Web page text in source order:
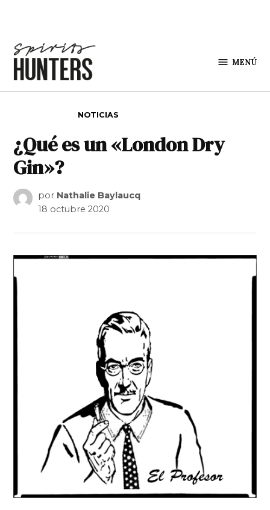
MENÚ
NOTICIAS
¿Qué es un «London Dry
Gin»?
por Nathalie Baylaucq
18 octubre 2020